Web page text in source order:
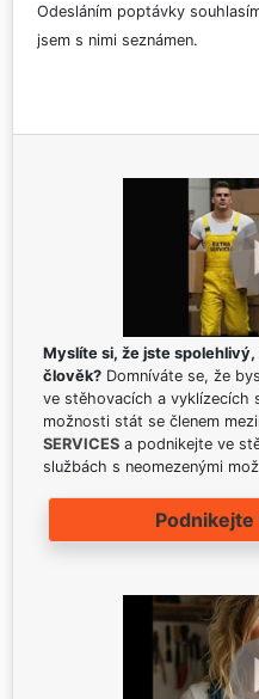
Odesláním poptávky
jsem s nimi seznámen.
Myslíte si, že jste
člověk? Domníváte se, že
ve stěhovacích a vyklízecích
možnosti stát se členem
SERVICES a podnikejte ve
službách s neomezenými